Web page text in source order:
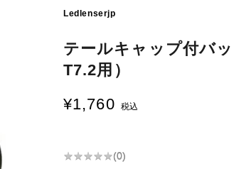
Ledlenserjp
テールキャップ付バ
T7.2用）
セール価格
¥1,760 税込
★★★★★
★★★★★(0)